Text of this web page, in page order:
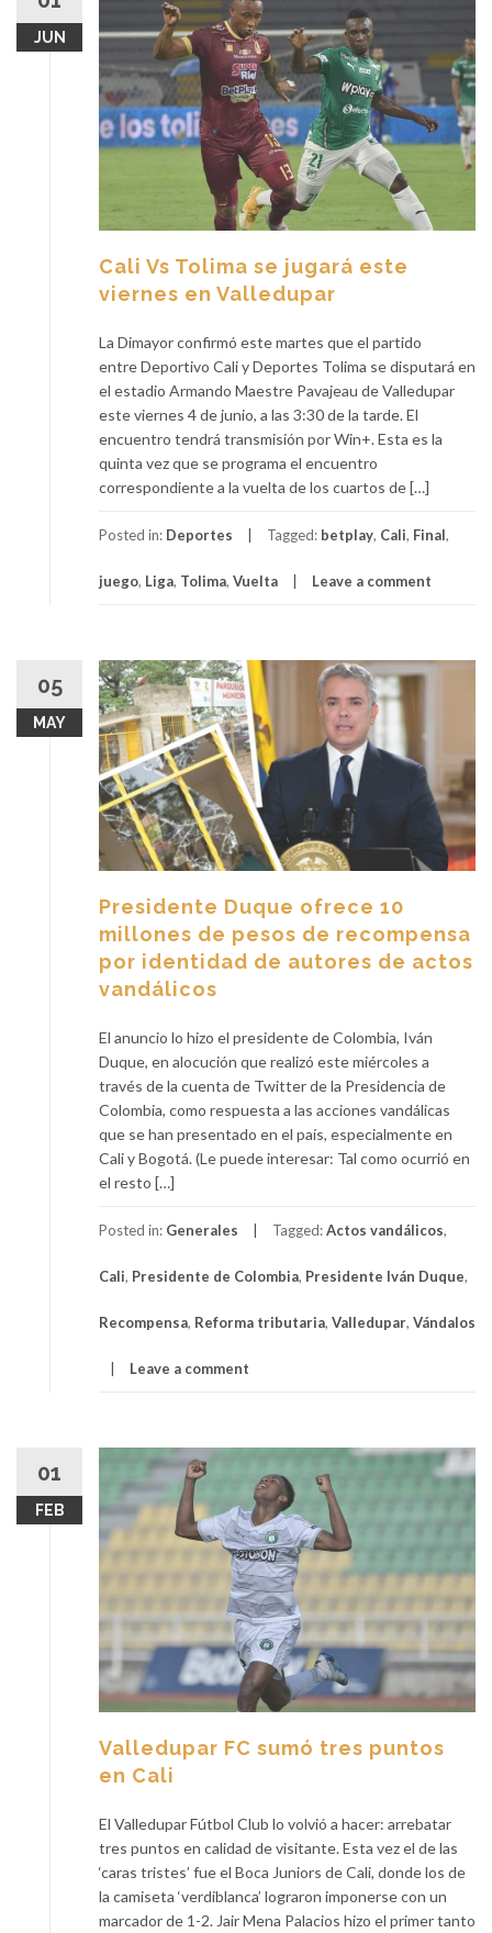
JUN
Cali Vs Tolima se jugará este
viernes en Valledupar
La Dimayor confirmó este martes que el partido
entre Deportivo Cali y Deportes Tolima se disputará en
el estadio Armando Maestre Pavajeau de Valledupar
este viernes 4 de junio, a las 3:30 de la tarde. El
encuentro tendrá transmisión por Win+. Esta es la
quinta vez que se programa el encuentro
correspondiente a la vuelta de los cuartos de […]
Posted in: Deportes Tagged: betplay, Cali, Final,
juego, Liga, Tolima, Vuelta Leave a comment
05
MAY
Presidente Duque ofrece 10
millones de pesos de recompensa
por identidad de autores de actos
vandálicos
El anuncio lo hizo el presidente de Colombia, Iván
Duque, en alocución que realizó este miércoles a
través de la cuenta de Twitter de la Presidencia de
Colombia, como respuesta a las acciones vandálicas
que se han presentado en el país, especialmente en
Cali y Bogotá. (Le puede interesar: Tal como ocurrió en
el resto […]
Posted in: Generales Tagged:Actos vandálicos,
Cali, Presidente de Colombia, Presidente Iván Duque,
Recompensa, Reforma tributaria, Valledupar, Vándalos
Leave a comment
01
FEB
Valledupar FC sumó tres puntos
en Cali
El Valledupar Fútbol Club lo volvió a hacer: arrebatar
tres puntos en calidad de visitante. Esta vez el de las
‘caras tristes’ fue el Boca Juniors de Cali, donde los de
la camiseta ‘verdiblanca’ lograron imponerse con un
marcador de 1-2. Jair Mena Palacios hizo el primer tanto